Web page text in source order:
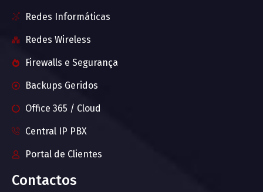
Redes Informáticas
Redes Wireless
Firewalls e Segurança
Backups Geridos
Office 365 / Cloud
Central IP PBX
Portal de Clientes
Contactos